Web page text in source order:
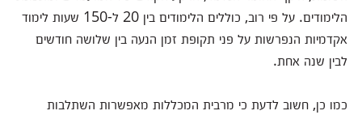
הלימודים. על פי רוב, כוללים הלימודים בין 20 ל-150 שעות לימוד
אקדמיות הנפרשות על פני תקופת זמן הנעה בין שלושה חודשים
לבין שנה אחת.
כמו כן, חשוב לדעת כי מרבית המכללות מאפשרות השתלבות